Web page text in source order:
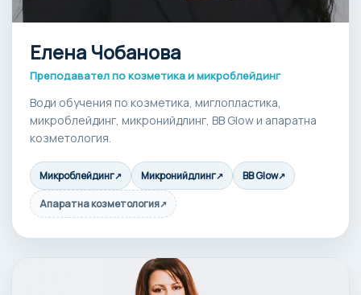
Елена Чобанова
Преподавател по козметика и микроблейдинг
Води обучения по козметика, миглопластика,
микроблейдинг, микронийдлинг, BB Glow и апаратна
козметология.
Микроблейдинг↗ Микронийдлинг↗ BB Glow↗
Апаратна козметология↗